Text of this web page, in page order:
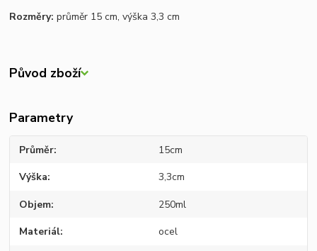
Rozměry: průměr 15 cm, výška 3,3 cm
Původ zboží
Parametry
Průměr 15cm
Výška 3,3cm
Objem 250ml
Materiál ocel